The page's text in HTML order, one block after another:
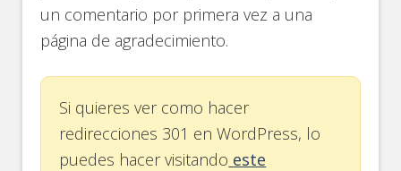
un comentario por primera vez a una
página de agradecimiento.
Si quieres ver como hacer
redirecciones 301 en WordPress, lo
puedes hacer visitando este